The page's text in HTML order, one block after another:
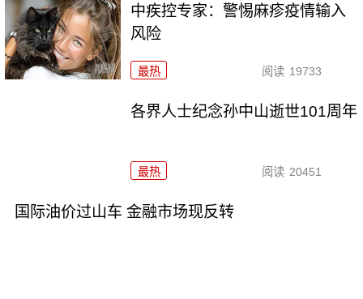
中疾控专家：警惕麻疹疫情输入
风险
最热 阅读 19733
各界人士纪念孙中山逝世101周年
最热 阅读 20451
国际油价过山车 金融市场现反转